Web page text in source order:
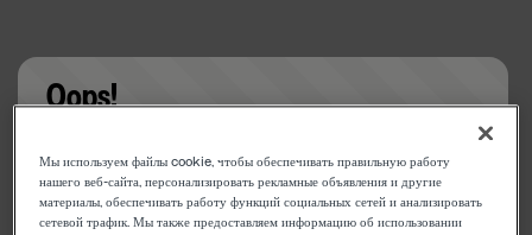
Oops!
Something went wrong. Please try refreshing the
app
Мы используем файлы cookie, чтобы обеспечивать правильную работу
нашего веб-сайта, персонализировать рекламные объявления и другие
материалы, обеспечивать работу функций социальных сетей и анализировать
сетевой трафик. Мы также предоставляем информацию об использовании